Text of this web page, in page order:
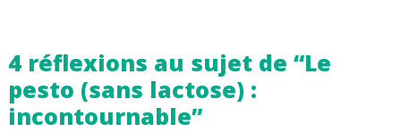
4 réflexions au sujet de “Le
pesto (sans lactose) :
incontournable”